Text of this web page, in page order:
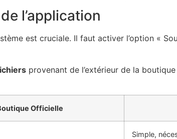
l’application
est cruciale. Il faut activer l’option «
provenant de l’extérieur de la
Officielle
Simple,